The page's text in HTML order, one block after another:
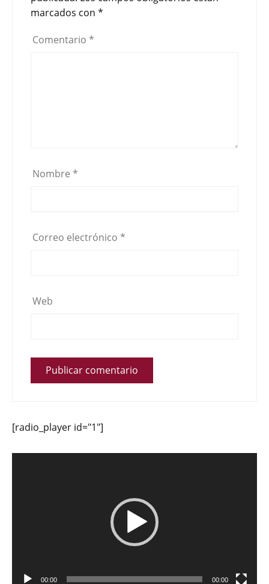
marcados con *
Comentario *
Nombre *
Correo electrónico *
Web
[radio_player id="1"]
00:00 00:00